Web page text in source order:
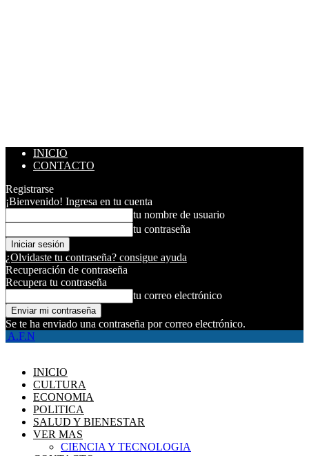
INICIO
CONTACTO
Registrarse
¡Bienvenido! Ingresa en tu cuenta
tu nombre de usuario
tu contraseña
¿Olvidaste tu contraseña? consigue ayuda
Recuperación de contraseña
Recupera tu contraseña
tu correo electrónico
Se te ha enviado una contraseña por correo electrónico.
A.F.N
INICIO
CULTURA
ECONOMIA
POLITICA
SALUD Y BIENESTAR
VER MAS
CIENCIA Y TECNOLOGIA